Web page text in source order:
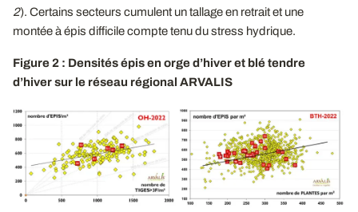
2). Certains secteurs cumulent un tallage en retrait et une
montée à épis difficile compte tenu du stress hydrique.
Figure 2 : Densités épis en orge d’hiver et blé tendre
d’hiver sur le réseau régional ARVALIS